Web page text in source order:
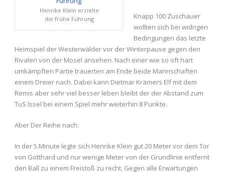
Henrike Klein erzielte
die frühe Führung
Knapp 100 Zuschauer
wollten sich bei widrigen
Bedingungen das letzte
Heimspiel der Westerwälder vor der Winterpause gegen den
Rivalen von der Mosel ansehen. Nach einer wie so oft hart
umkämpften Partie trauerten am Ende beide Mannschaften
einem Dreier nach. Dabei kann Dietmar Krämers Elf mit dem
Remis aber sehr viel besser leben bleibt der der Abstand zum
TuS Issel bei einem Spiel mehr weiterhin 8 Punkte.
Aber Der Reihe nach:
In der 5.Minute legte sich Henrike Klein gut 20 Meter vor dem Tor
von Gotthard und nur wenige Meter von der Grundlinie entfernt
den Ball zu einem Freistoß zu recht. Gegen alle Erwartungen